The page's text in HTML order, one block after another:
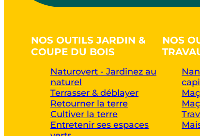
NOS OUTILS JARDIN &
COUPE DU BOIS
Naturovert - Jardinez au
naturel
Terrasser & déblayer
Retourner la terre
Cultiver la terre
Entretenir ses espaces
NOS